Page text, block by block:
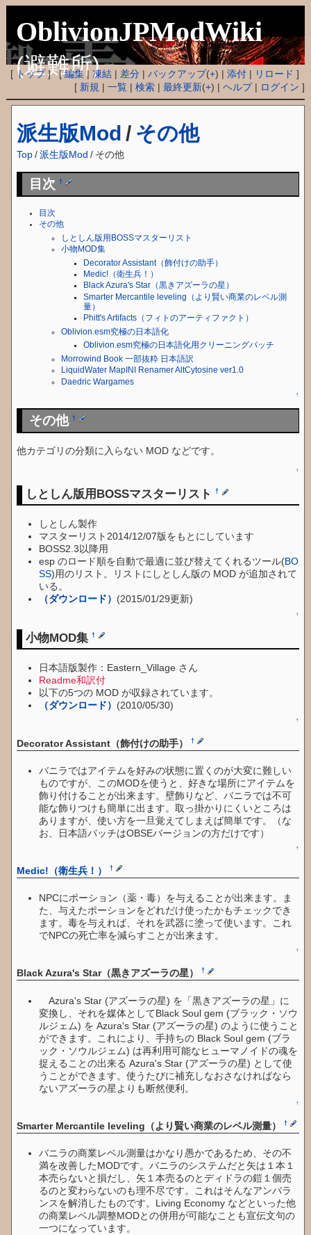
OblivionJPModWiki
(避難所)
[ トップ] [編集|凍結 | 差分 |バックアップ(+) |添付 | リロード ]
[ 新規 |一覧 |検索 |最終更新(+) |ヘルプ| ログイン ]
派生版Mod / その他
Top /派生版Mod / その他
目次†
目次
その他
しとしん版用BOSSマスターリスト
小物MOD集
Decorator Assistant（飾付けの助手）
Medic!（衛生兵！）
Black Azura's Star（黒きアズーラの星）
Smarter Mercantile leveling（より賢い商業のレベル測
量）
Phitt's Artifacts（フィトのアーティファクト）
Oblivion.esm究極の日本語化
Oblivion.esm究極の日本語化用クリーニングパッチ
Morrowind Book 一部抜粋 日本語訳
LiquidWater MapINI Renamer AltCytosine ver1.0
Daedric Wargames
↑
その他†
他カテゴリの分類に入らない MOD などです。
↑
しとしん版用BOSSマスターリスト †
しとしん製作
マスターリスト2014/12/07版をもとにしています
BOSS2.3以降用
esp のロード順を自動で最適に並び替えてくれるツール(BO
SS)用のリスト。リストにしとしん版の MOD が追加されて
いる。
（ダウンロード） (2015/01/29更新)
↑
小物MOD集 †
日本語版製作：Eastern_Village さん
Readme和訳付
以下の5つの MOD が収録されています。
（ダウンロード） (2010/05/30)
↑
Decorator Assistant（飾付けの助手） †
バニラではアイテムを好みの状態に置くのが大変に難しい
ものですが、このMODを使うと、好きな場所にアイテムを
飾り付けることが出来ます。壁飾りなど、バニラでは不可
能な飾りつけも簡単に出ます。取っ掛かりにくいところは
ありますが、使い方を一旦覚えてしまえば簡単です。（な
お、日本語パッチはOBSEバージョンの方だけです）
↑
Medic!（衛生兵！） †
NPCにポーション（薬・毒）を与えることが出来ます。ま
た、与えたポーションをどれだけ使ったかもチェックでき
ます。毒を与えれば、それを武器に塗って使います。これ
でNPCの死亡率を減らすことが出来ます。
↑
Black Azura's Star（黒きアズーラの星） †
Azura's Star (アズーラの星) を「黒きアズーラの星」に
変換し、それを媒体としてBlack Soul gem (ブラック・ソウ
ルジェム) を Azura's Star (アズーラの星) のように使うこと
ができます。これにより、手持ちの Black Soul gem (ブラ
ック・ソウルジェム) は再利用可能なヒューマノイドの魂を
捉えることの出来る Azura's Star (アズーラの星) として使
うことができます。使うたびに補充しなおさなければなら
ないアズーラの星よりも断然便利。
↑
Smarter Mercantile leveling（より賢い商業のレベル測量） †
バニラの商業レベル測量はかなり愚かであるため、その不
満を改善したMODです。バニラのシステムだと矢は１本１
本売らないと損だし、矢１本売るのとディドラの鎧１個売
るのと変わらないのも理不尽です。これはそんなアンバラ
ンスを解消したものです。Living Economy などといった他
の商業レベル調整MODとの併用が可能なことも宣伝文句の
一つになっています。